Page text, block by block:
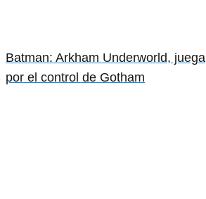
Batman: Arkham Underworld, juega
por el control de Gotham